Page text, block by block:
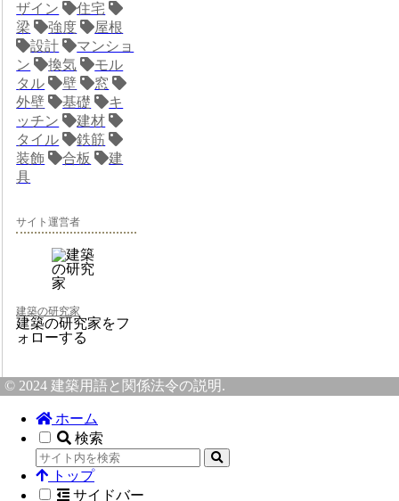
ザイン
住宅
梁
強度
屋根
設計
マンショ
ン
換気
モル
タル
壁
窓
外壁
基礎
キ
ッチン
建材
タイル
鉄筋
装飾
合板
建
具
サイト運営者
建築の研究家
建築の研究家をフ
ォローする
© 2024 建築用語と関係法令の説明.
ホーム
検索
トップ
サイドバー